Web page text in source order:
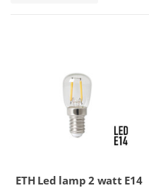
ETH Led lamp 2 watt E14